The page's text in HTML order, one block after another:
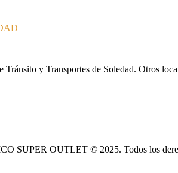
Tránsito y Transportes de Soledad. Otros
SUPER OUTLET © 2025. Todos los